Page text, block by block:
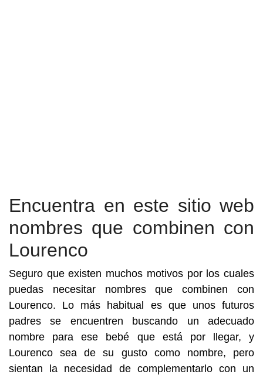
Encuentra en este sitio web
nombres que combinen con
Lourenco
Seguro que existen muchos motivos por los cuales
puedas necesitar nombres que combinen con
Lourenco. Lo más habitual es que unos futuros
padres se encuentren buscando un adecuado
nombre para ese bebé que está por llegar, y
Lourenco sea de su gusto como nombre, pero
sientan la necesidad de complementarlo con un